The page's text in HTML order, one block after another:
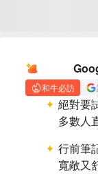
和牛必訪
絕對要
多數人
行前筆
寬敞又